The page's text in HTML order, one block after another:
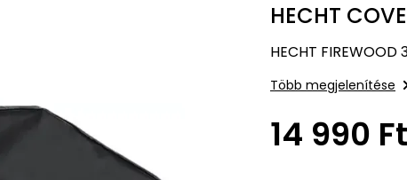
HECHT
HECHT
Több megjelenítése
14 990 Ft